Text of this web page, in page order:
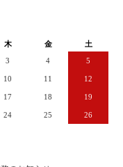
木 金
土
3 4 5
10 11 12
17 18 19
24 25 26